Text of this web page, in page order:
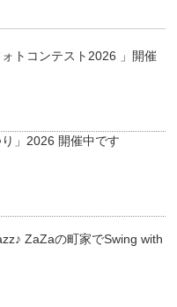
ォトコンテスト2026 」開催
り」2026 開催中です
ZaZaの町家でSwing with